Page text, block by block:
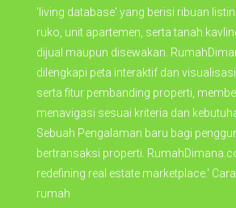
'living database' yang berisi ribuan
ruko, unit apartemen, serta tanah
dijual maupun disewakan.
dilengkapi peta interaktif dan
serta fitur pembanding properti,
menavigasi sesuai kriteria dan
Sebuah Pengalaman baru bagi
bertransaksi properti.
redefining real estate marketplace.'
rumah